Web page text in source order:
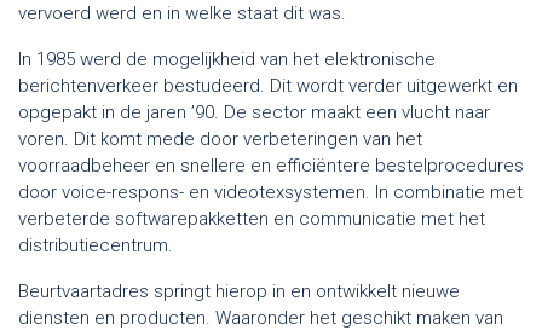
vervoerd werd en in welke staat dit was.
In 1985 werd de mogelijkheid van het elektronische
berichtenverkeer bestudeerd. Dit wordt verder uitgewerkt en
opgepakt in de jaren ’90. De sector maakt een vlucht naar
voren. Dit komt mede door verbeteringen van het
voorraadbeheer en snellere en efficiëntere bestelprocedures
door voice-respons- en videotexsystemen. In combinatie met
verbeterde softwarepakketten en communicatie met het
distributiecentrum.
Beurtvaartadres springt hierop in en ontwikkelt nieuwe
diensten en producten. Waaronder het geschikt maken van